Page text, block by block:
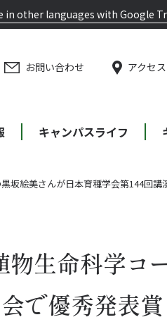
in other languages with Google
お問い合わせ アクセス
キャンパスライフ
坂絵美さんが日本育種学会第144回講
生命科学コ
で優秀発表